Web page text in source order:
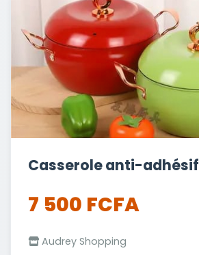
Casserole anti-adhésif
7 500 FCFA
Audrey Shopping